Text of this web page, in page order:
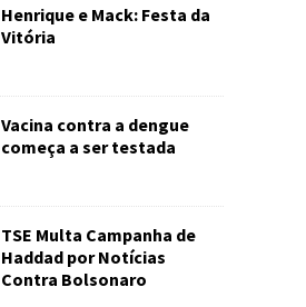
Henrique e Mack: Festa da
Vitória
Vacina contra a dengue
começa a ser testada
TSE Multa Campanha de
Haddad por Notícias
Contra Bolsonaro